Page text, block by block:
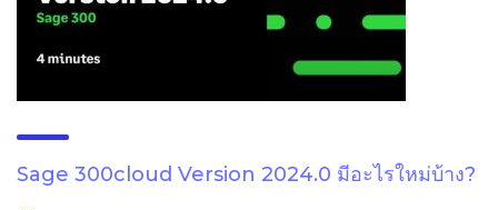
Sage 300cloud Version 2024.0 มีอะไรใหม่บ้าง?